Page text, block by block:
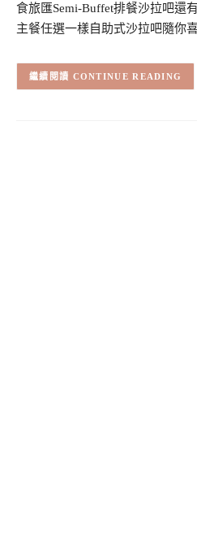
食旅匯Semi-Buffet排餐沙拉吧還
主餐任選一樣自助式沙拉吧隨你
CONTINUE READING